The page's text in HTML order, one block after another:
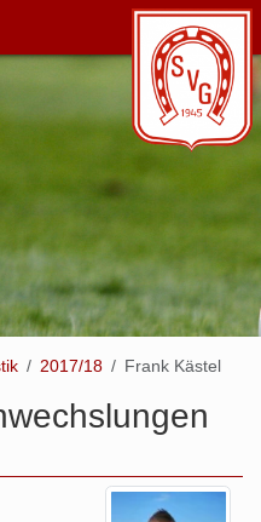
2017/18 Frank Kästel